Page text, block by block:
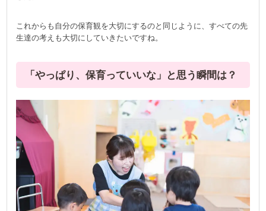
これからも自分の保育観を大切にするのと同じように、すべての先
生達の考えも大切にしていきたいですね。
「やっぱり、保育っていいな」と思う瞬間は？